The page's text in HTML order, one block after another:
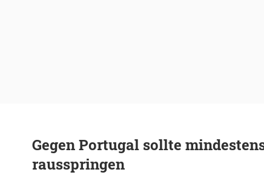
Gegen Portugal sollte
rausspringen